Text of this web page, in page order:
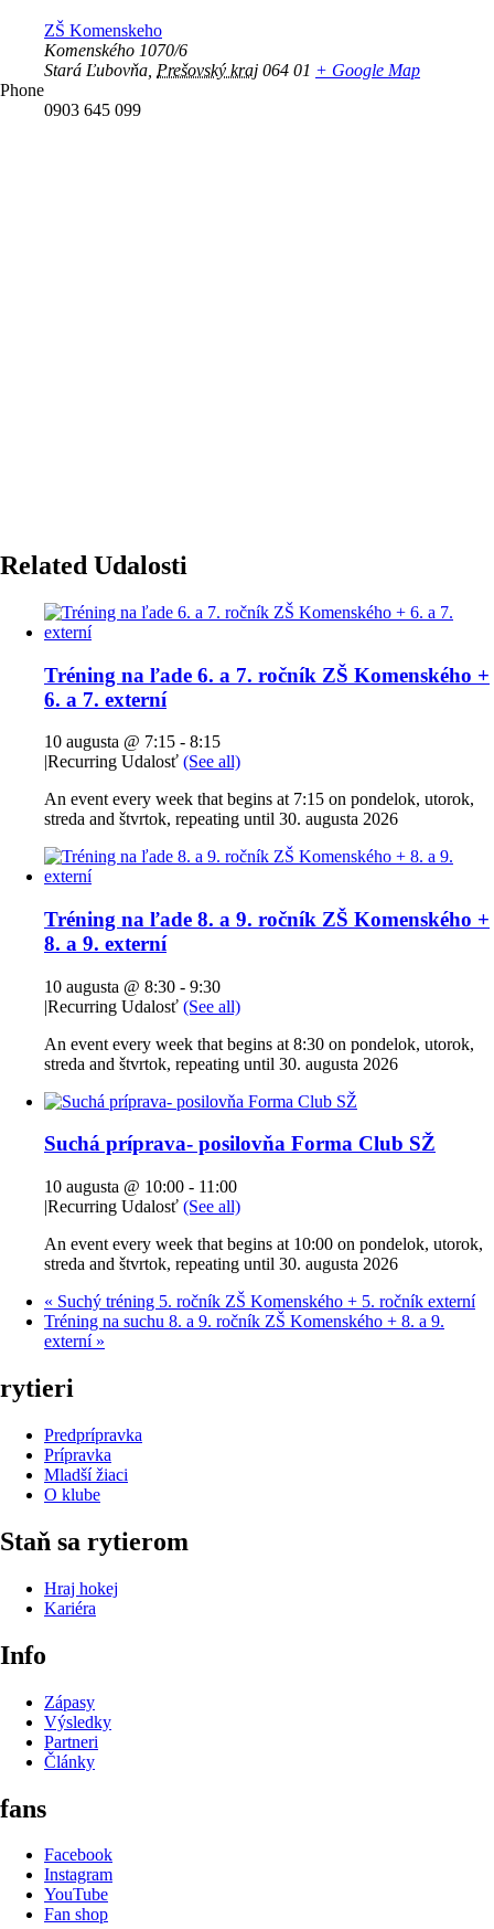
ZŠ Komenskeho
Komenského 1070/6
Stará Ľubovňa Prešovský kraj 064 01 + Google Map
Phone
0903 645 099
Related Udalosti
Tréning na ľade 6. a 7. ročník ZŠ Komenského +
6. a 7. externí
10 augusta @ 7:15 - 8:15
|Recurring Udalosť (See all)
An event every week that begins at 7:15 on pondelok, utorok,
streda and štvrtok, repeating until 30. augusta 2026
Tréning na ľade 8. a 9. ročník ZŠ Komenského +
8. a 9. externí
10 augusta @ 8:30 - 9:30
|Recurring Udalosť (See all)
An event every week that begins at 8:30 on pondelok, utorok,
streda and štvrtok, repeating until 30. augusta 2026
Suchá príprava- posilovňa Forma Club SŽ
10 augusta @ 10:00 - 11:00
|Recurring Udalosť (See all)
An event every week that begins at 10:00 on pondelok, utorok,
streda and štvrtok, repeating until 30. augusta 2026
« Suchý tréning 5. ročník ZŠ Komenského + 5. ročník externí
Tréning na suchu 8. a 9. ročník ZŠ Komenského + 8. a 9.
externí »
rytieri
Predprípravka
Prípravka
Mladší žiaci
O klube
Staň sa rytierom
Hraj hokej
Kariéra
Info
Zápasy
Výsledky
Partneri
Články
fans
Facebook
Instagram
YouTube
Fan shop